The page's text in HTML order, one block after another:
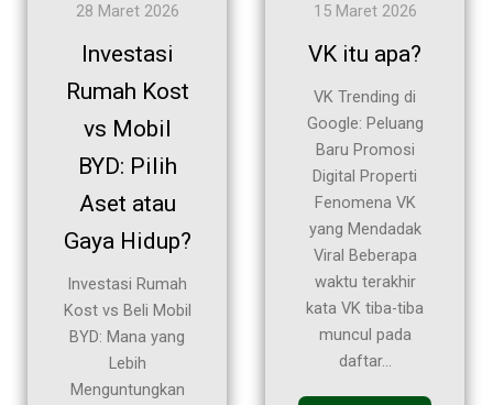
28 Maret 2026
Investasi
Rumah Kost
vs Mobil
BYD: Pilih
Aset atau
Gaya Hidup?
Investasi Rumah
Kost vs Beli Mobil
BYD: Mana yang
Lebih
Menguntungkan
15 Maret 2026
VK itu apa?
VK Trending di
Google: Peluang
Baru Promosi
Digital Properti
Fenomena VK
yang Mendadak
Viral Beberapa
waktu terakhir
kata VK tiba-tiba
muncul pada
daftar...